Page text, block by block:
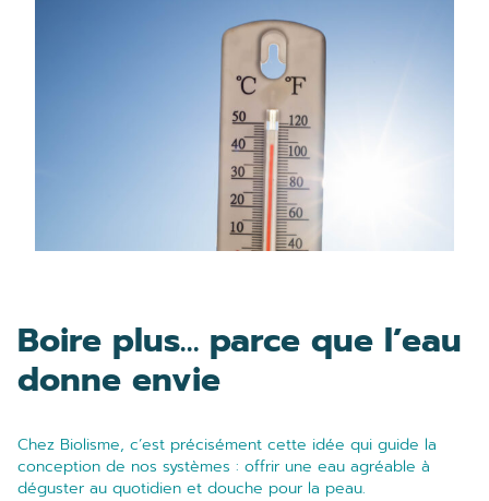
Boire plus… parce que l’eau
donne envie
Chez Biolisme, c’est précisément cette idée qui guide la
conception de nos systèmes : offrir une eau agréable à
déguster au quotidien et douche pour la peau.